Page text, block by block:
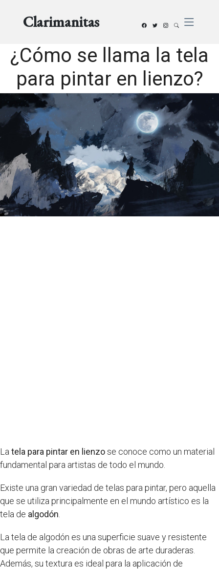
Clarimanitas
¿Cómo se llama la tela
para pintar en lienzo?
La tela para pintar en lienzose conoce como un material
fundamental para artistas de todo el mundo.
Existe una gran variedad de telas para pintar, pero aquella
que se utiliza principalmente en el mundo artístico es la
tela de algodón
La tela de algodón es una superficie suave y resistente
que permite la creación de obras de arte duraderas.
Además, su textura es ideal para la aplicación de